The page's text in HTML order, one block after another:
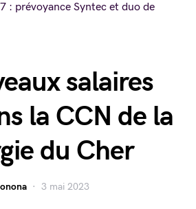
salaires
la CCN de la
du Cher
3 mai 2023
: prévoyance Syntec et duo de